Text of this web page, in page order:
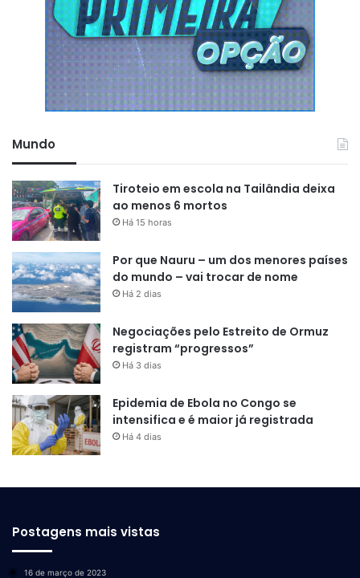
Mundo
Tiroteio em escola na Tailândia deixa
ao menos 6 mortos
Há 15 horas
Por que Nauru – um dos menores países
do mundo – vai trocar de nome
Há 2 dias
Negociações pelo Estreito de Ormuz
registram “progressos”
Há 3 dias
Epidemia de Ebola no Congo se
intensifica e é maior já registrada
Há 4 dias
Postagens mais vistas
16 de março de 2023